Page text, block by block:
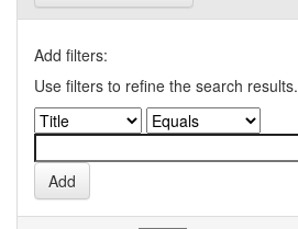
Add filters:
Use filters to refine the search results.